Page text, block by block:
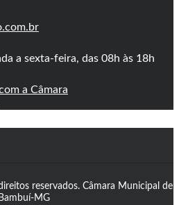
a sexta-feira, das 08h às 18h
a Câmara
reservados. Câmara Municipal de
Bambuí-MG